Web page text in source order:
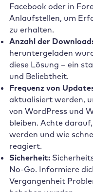
Facebook oder in
Anlaufstellen, um
zu erhalten.
Anzahl der
heruntergeladen
diese Lösung – ein
und Beliebtheit.
Frequenz von
aktualisiert werden,
von WordPress und
bleiben. Achte
werden und wie
reagiert.
Sicherheit:
No-Go. Informiere
Vergangenheit